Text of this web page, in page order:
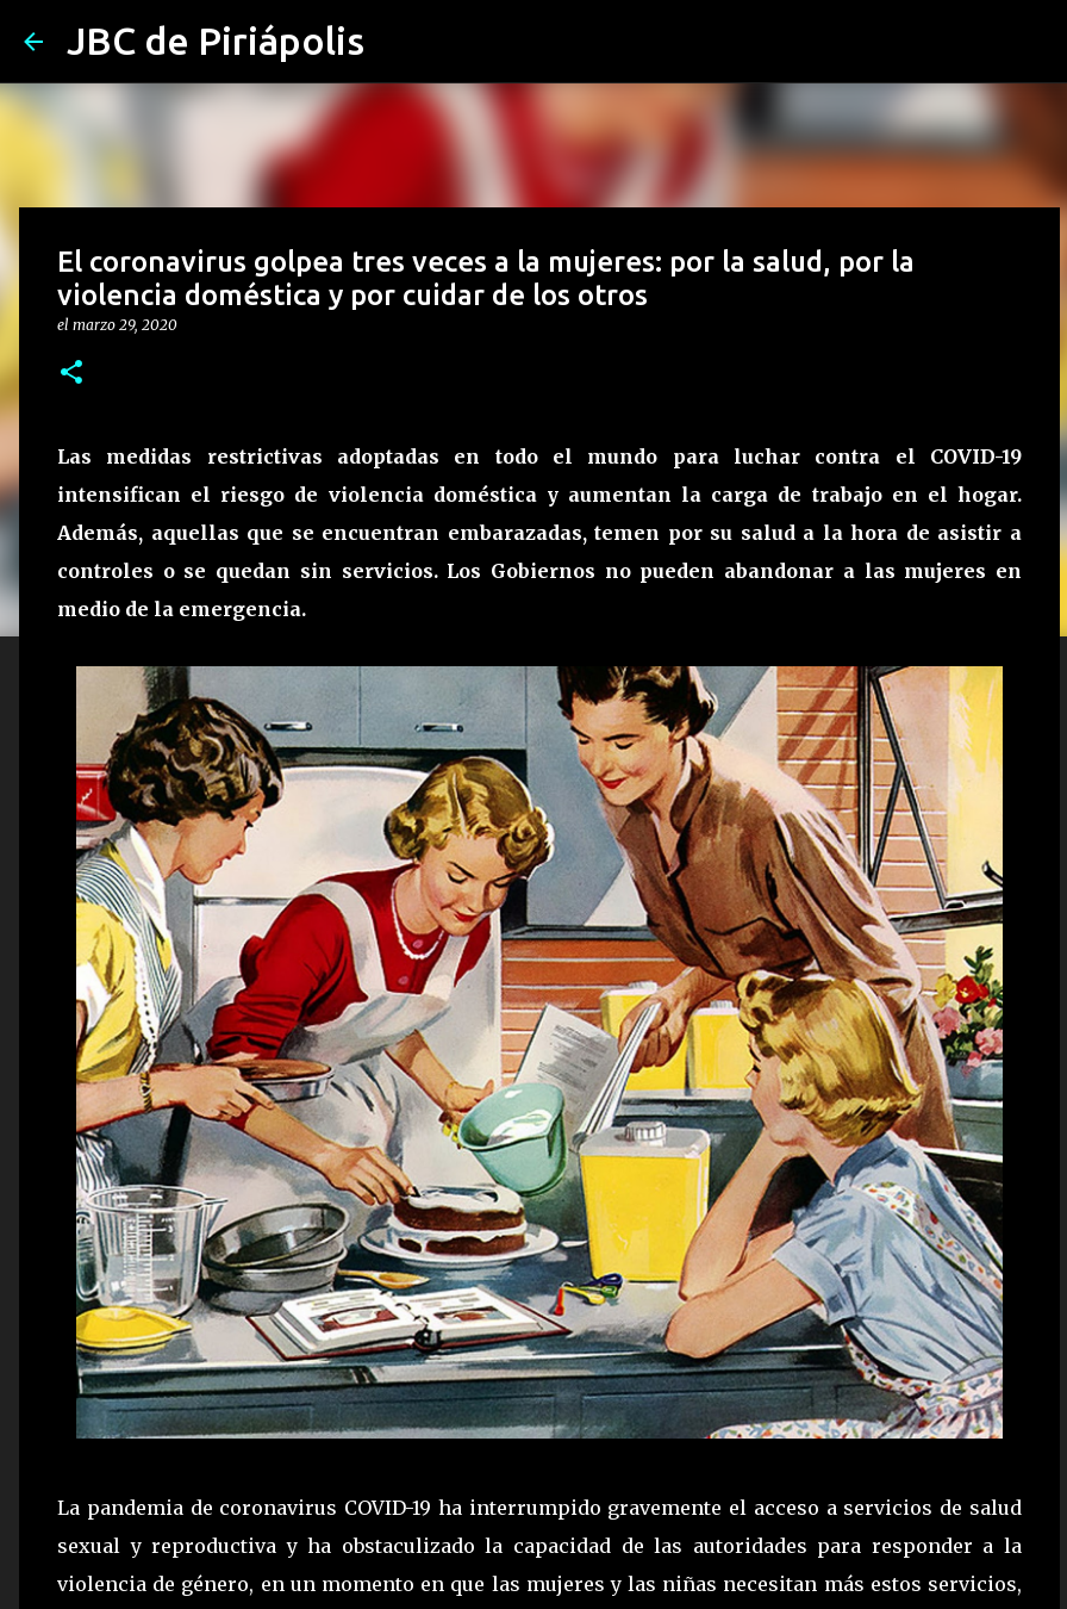
JBC de Piriápolis
El coronavirus golpea tres veces a la mujeres: por la salud, por la
violencia doméstica y por cuidar de los otros
el marzo 29, 2020
Las medidas restrictivas adoptadas en todo el mundo para luchar contra el COVID-19
intensifican el riesgo de violencia doméstica y aumentan la carga de trabajo en el hogar.
Además, aquellas que se encuentran embarazadas, temen por su salud a la hora de asistir a
controles o se quedan sin servicios. Los Gobiernos no pueden abandonar a las mujeres en
medio de la emergencia.
La pandemia de coronavirus COVID-19 ha interrumpido gravemente el acceso a servicios de salud
sexual y reproductiva y ha obstaculizado la capacidad de las autoridades para responder a la
violencia de género, en un momento en que las mujeres y las niñas necesitan más estos servicios,